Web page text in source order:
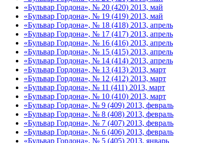
«Бульвар Гордона», № 20 (420) 2013, май
«Бульвар Гордона», № 19 (419) 2013, май
«Бульвар Гордона», № 18 (418) 2013, апрель
«Бульвар Гордона», № 17 (417) 2013, апрель
«Бульвар Гордона», № 16 (416) 2013, апрель
«Бульвар Гордона», № 15 (415) 2013, апрель
«Бульвар Гордона», № 14 (414) 2013, апрель
«Бульвар Гордона», № 13 (413) 2013, март
«Бульвар Гордона», № 12 (412) 2013, март
«Бульвар Гордона», № 11 (411) 2013, март
«Бульвар Гордона», № 10 (410) 2013, март
«Бульвар Гордона», № 9 (409) 2013, февраль
«Бульвар Гордона», № 8 (408) 2013, февраль
«Бульвар Гордона», № 7 (407) 2013, февраль
«Бульвар Гордона», № 6 (406) 2013, февраль
«Бульвар Гордона», № 5 (405) 2013, январь